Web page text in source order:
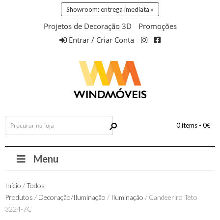
Showroom: entrega imediata »
Projetos de Decoração 3D
Promoções
Entrar / Criar Conta
0 items - 0€
Menu
Início /Todos
Produtos / Decoração/Iluminação / Iluminação / Candeeriro Teto
3224-7C